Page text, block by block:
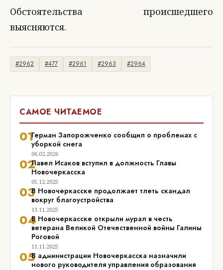
Обстоятельства происшедшего
выясняются.
#2962 #477 #2961 #2963 #2964
САМОЕ ЧИТАЕМОЕ
01Герман Запорожченко сообщил о проблемах с
уборкой снега
06.02.2026
02Павел Исаков вступил в должность Главы
Новочеркасска
05.12.2025
03В Новочеркасске продолжает тлеть скандал
вокруг благоустройства
13.11.2025
04В Новочеркасске открыли мурал в честь
ветерана Великой Отечественной войны Галины
Роговой
11.11.2025
05В администрации Новочеркасска назначили
нового руководителя управления образования